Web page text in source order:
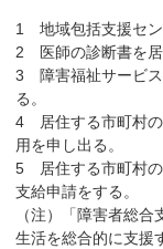
1 地域包括支援セン
2 医師の診断書を居
3 障害福祉サービス
る。
4 居住する市町村の
用を申し出る。
5 居住する市町村の
支給申請をする。
（注）「障害者総
生活を総合的に支援